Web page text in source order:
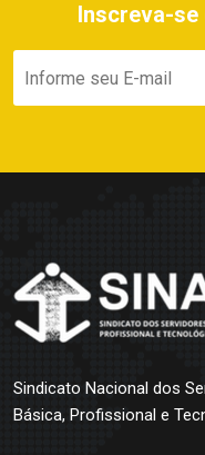
Inscreva-se
Sindicato Nacional dos
Básica, Profissional e